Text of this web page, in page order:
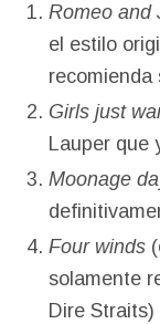
Romeo and
el estilo
recomienda
Girls just
Lauper que
Moonage
Four winds
solamente
Dire Straits)